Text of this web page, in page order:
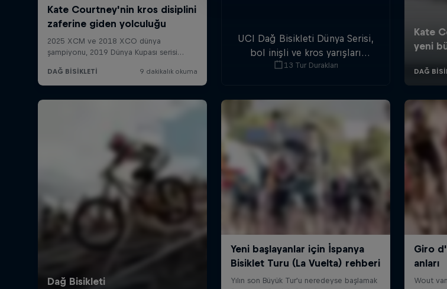
UCI Dağ Bisikleti Dünya Serisi,
bol inişli ve kros yarışları
aksiyonu ile 2025'te geri
13 Tur Durakları